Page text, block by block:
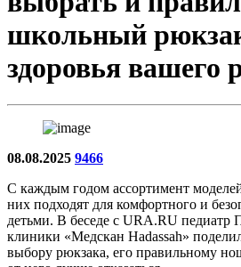
школьный
здоровья вашего
08.08.2025 9466
С каждым годом ассортимент моделей
них подходят для комфортного и
детьми. В беседе с URA.RU педиатр
клиники «Медскан Hadassah»
выбору рюкзака, его правильному